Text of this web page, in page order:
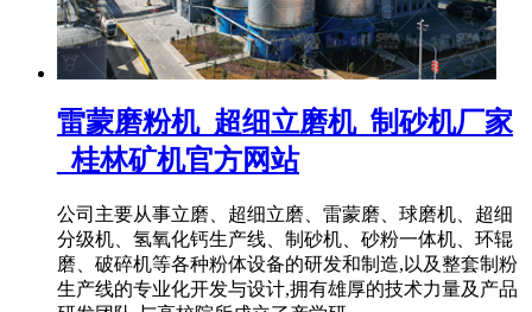
雷蒙磨粉机_超细立磨机_制砂机厂家
_桂林矿机官方网站
公司主要从事立磨、超细立磨、雷蒙磨、球磨机、超细
分级机、氢氧化钙生产线、制砂机、砂粉一体机、环辊
磨、破碎机等各种粉体设备的研发和制造,以及整套制粉
生产线的专业化开发与设计,拥有雄厚的技术力量及产品